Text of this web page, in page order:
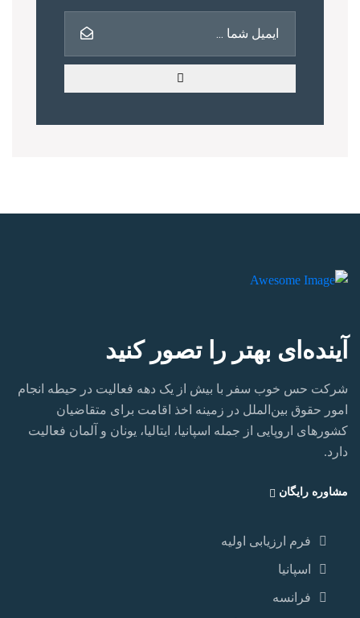
آینده‌ای بهتر را تصور کنید
شرکت حس خوب سفر با بیش از یک دهه فعالیت در حیطه انجام
امور حقوق بین‌الملل در زمینه اخذ اقامت برای متقاضیان
کشورهای اروپایی از جمله اسپانیا، ایتالیا، یونان و آلمان فعالیت
دارد.‏
مشاوره رایگان
فرم ارزیابی اولیه
اسپانیا
فرانسه